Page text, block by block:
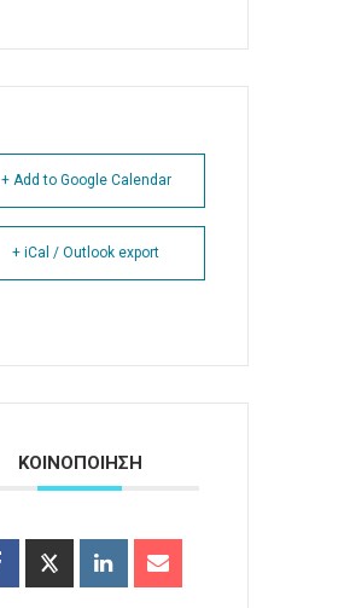
+ Add to Google Calendar
+ iCal / Outlook export
ΚΟΙΝΟΠΟΙΗΣΗ